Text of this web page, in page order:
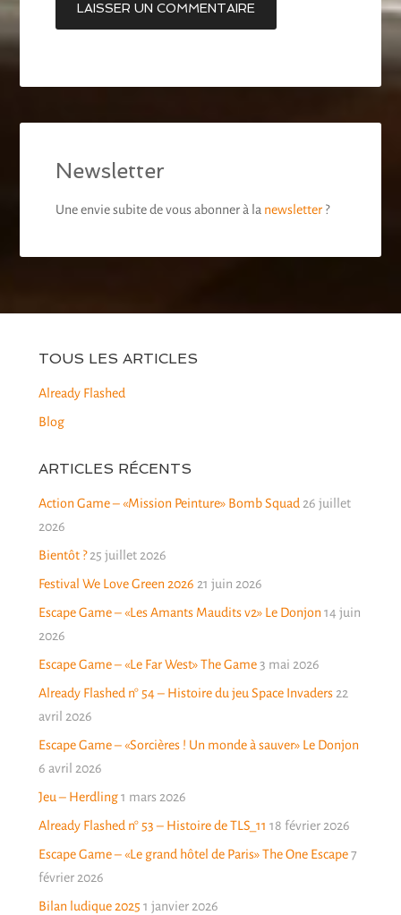
Newsletter
Une envie subite de vous abonner à la newsletter ?
TOUS LES ARTICLES
Already Flashed
Blog
ARTICLES RÉCENTS
Action Game – «Mission Peinture» Bomb Squad 26 juillet
2026
Bientôt ? 25 juillet 2026
Festival We Love Green 2026 21 juin 2026
Escape Game – «Les Amants Maudits v2» Le Donjon 14 juin
2026
Escape Game – «Le Far West» The Game 3 mai 2026
Already Flashed n° 54 – Histoire du jeu Space Invaders 22
avril 2026
Escape Game – «Sorcières ! Un monde à sauver» Le Donjon
6 avril 2026
Jeu – Herdling 1 mars 2026
Already Flashed n° 53 – Histoire de TLS_11 18 février 2026
Escape Game – «Le grand hôtel de Paris» The One Escape 7
février 2026
Bilan ludique 2025 1 janvier 2026